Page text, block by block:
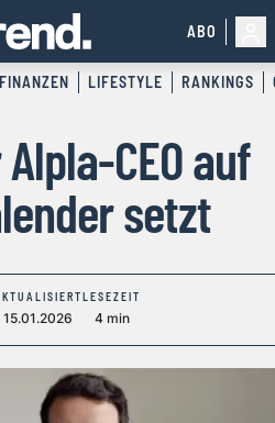
ABO
FINANZEN LIFESTYLE RANKINGS
CEO auf
setzt
15.01.2026
LESEZEIT
4 min